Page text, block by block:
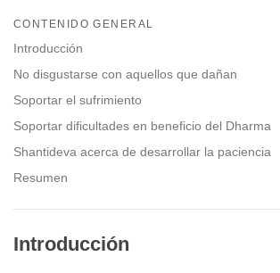
CONTENIDO GENERAL
Introducción
No disgustarse con aquellos que dañan
Soportar el sufrimiento
Soportar dificultades en beneficio del Dharma
Shantideva acerca de desarrollar la paciencia
Resumen
Introducción